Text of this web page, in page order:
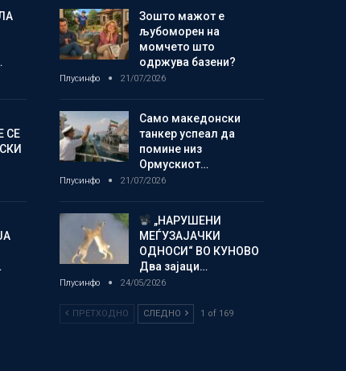
СЕ
Зошто мажот е
љубоморен на
момчето што
одржува базени?
Плусинфо 21/07/2026
Само македонски
танкер успеал да
помине низ
Ормускиот…
Плусинфо 21/07/2026
„НАРУШЕНИ
МЕЃУЗАЈАЧКИ
ОДНОСИ“ ВО КУНОВО
Два зајаци…
Плусинфо 24/05/2026
ПРЕТХОДНО СЛЕДНО 1 of 169